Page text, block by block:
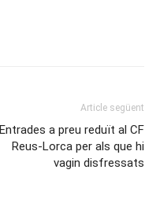
Article següent
Entrades a preu reduït al CF
Reus-Lorca per als que hi
vagin disfressats